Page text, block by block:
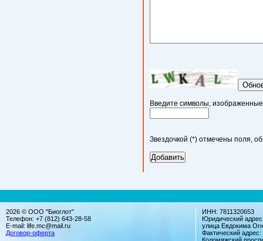
Введите символы, изображенные
Звездочкой (*) отмечены поля,
2026 © ООО "Биоглот"
Телефон: +7 (812) 643-28-58
E-mail: life.mc@mail.ru
Договор-оферта
ИНН: 7811320653
Юридический
улица Евдокима
Фактический